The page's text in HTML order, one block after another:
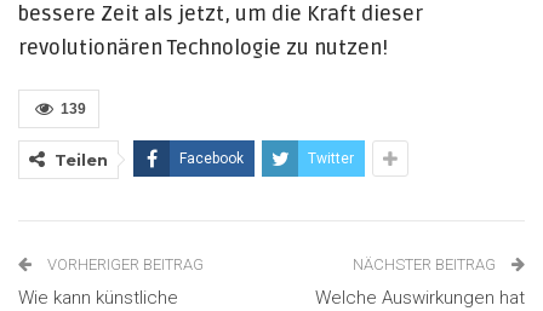
bessere Zeit als jetzt, um die Kraft dieser
revolutionären Technologie zu nutzen!
139
Teilen Facebook Twitter
VORHERIGER BEITRAG
Wie kann künstliche
NÄCHSTER BEITRAG
Welche Auswirkungen hat